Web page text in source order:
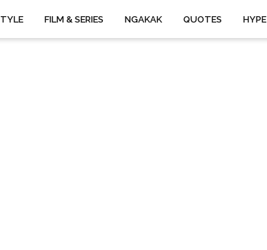
FILM & SERIES NGAKAK QUOTES HYPE